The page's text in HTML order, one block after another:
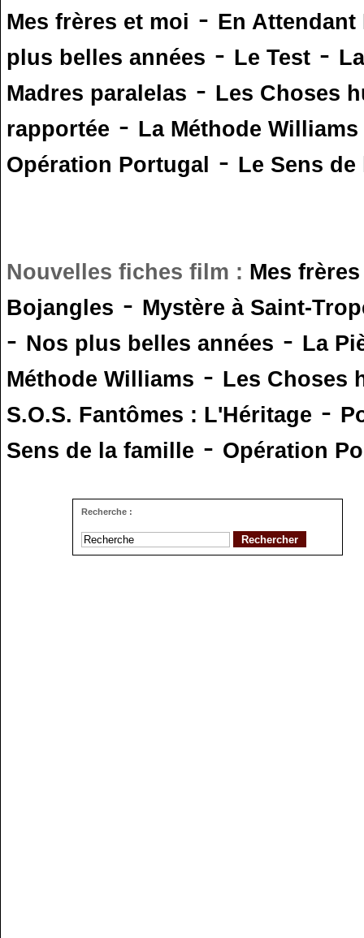
Mes frères et moi - En
plus belles années - Le Test -
Madres paralelas - Les Choses
rapportée - La Méthode Williams
Opération Portugal - Le Sens
Nouvelles fiches film : Mes
Bojangles - Mystère à Saint-
- Nos plus belles années - La
Méthode Williams - Les Choses
S.O.S. Fantômes : L'Héritage -
Sens de la famille - Opération
Recherche :